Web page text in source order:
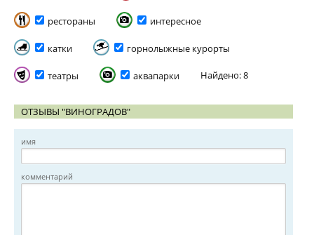
рестораны интересное
катки горнолыжные курорты
театры аквапарки Найдено: 8
ОТЗЫВЫ "ВИНОГРАДОВ"
имя
комментарий